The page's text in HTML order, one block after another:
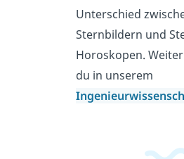
Unterschied
Sternbildern und
Horoskopen.
du in unserem